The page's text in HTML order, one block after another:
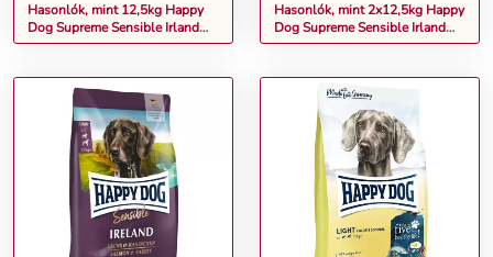
Hasonlók, mint 12,5kg Happy
Dog Supreme Sensible Irland
száraz kutyatáp
Hasonlók, mint 2x12,5kg Happy
Dog Supreme Sensible Irland
száraz kutyatáp